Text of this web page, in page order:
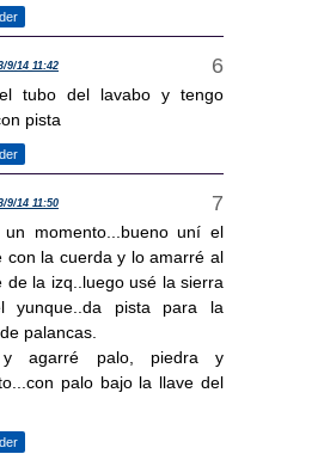
9/14 11:42
tubo del lavabo y tengo
pista
9/14 11:50
momento...bueno uní el
con la cuerda y lo amarré al
de la izq..luego usé la sierra
yunque..da pista para la
palancas.
y agarré palo, piedra y
palo bajo la llave del